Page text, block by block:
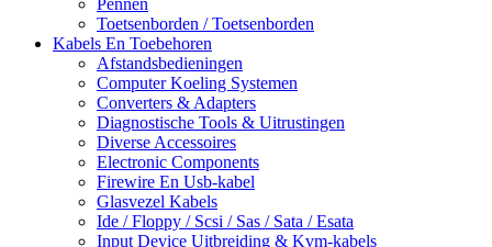
Pennen
Toetsenborden / Toetsenborden
Kabels En Toebehoren
Afstandsbedieningen
Computer Koeling Systemen
Converters & Adapters
Diagnostische Tools & Uitrustingen
Diverse Accessoires
Electronic Components
Firewire En Usb-kabel
Glasvezel Kabels
Ide / Floppy / Scsi / Sas / Sata / Esata
Input Device Uitbreiding & Kvm-kabels